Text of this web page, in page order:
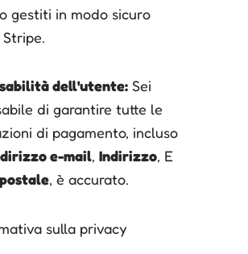
gestiti in modo sicuro
dell'utente: Sei
di garantire tutte le
di pagamento, incluso
e-mail, Indirizzo, E
, è accurato.
sulla privacy